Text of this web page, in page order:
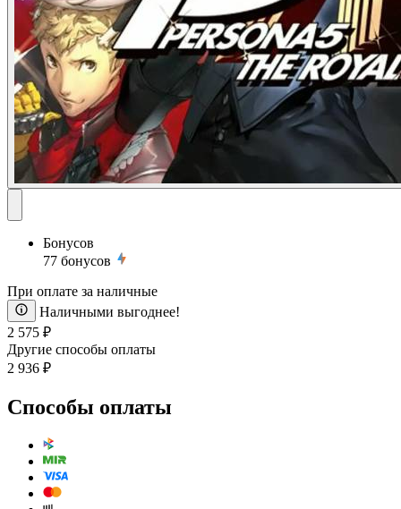
Бонусов
77 бонусов
При оплате за наличные
Наличными выгоднее!
2 575 ₽
Другие способы оплаты
2 936 ₽
Способы оплаты